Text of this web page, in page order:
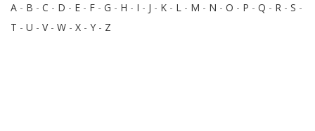
A - B - C - D - E - F - G - H - I - J - K - L - M - N - O - P - Q - R - S -
T - U - V- W - X - Y - Z